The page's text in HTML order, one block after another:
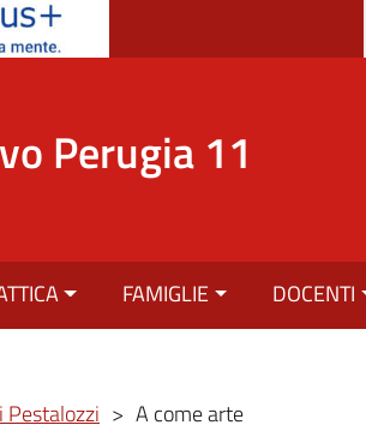
Perugia 11
FAMIGLIE DOCENTI
Pestalozzi > A come arte